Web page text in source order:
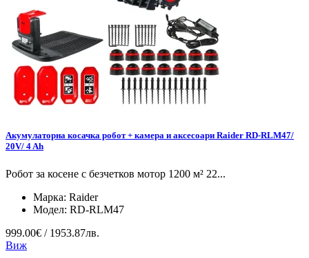
Акумулаторна косачка робот + камера и аксесоари Raider RD-RLM47/
20V/ 4 Ah
Робот за косене с безчетков мотор 1200 м² 22...
Марка: Raider
Модел: RD-RLM47
999.00€ / 1953.87лв.
Виж